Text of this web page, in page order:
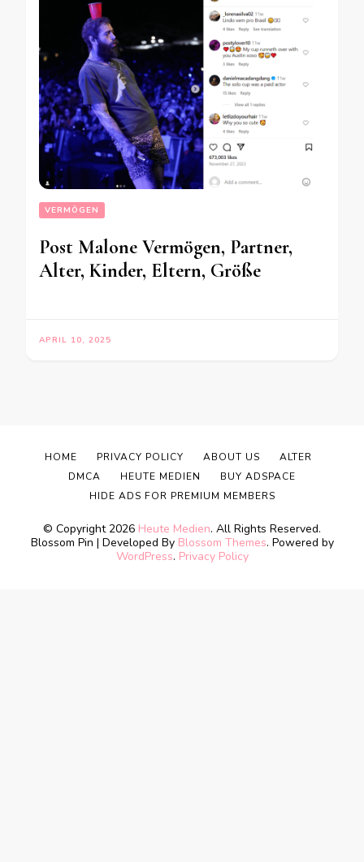
VERMÖGEN
Post Malone Vermögen, Partner,
Alter, Kinder, Eltern, Größe
APRIL 10, 2025
© Copyright 2026 Heute Medien. All Rights Reserved.
Blossom Pin | Developed By Blossom Themes. Powered by
WordPress. Privacy Policy
HOME PRIVACY POLICY ABOUT US
ALTER
DMCA
HEUTE MEDIEN
BUY ADSPACE
HIDE ADS FOR PREMIUM MEMBERS